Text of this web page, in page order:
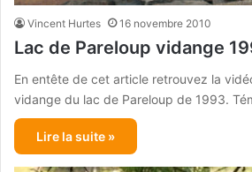
Vincent Hurtes 16 novembre 2010
Lac de Pareloup vidange
En entête de cet article retrouvez la
vidange du lac de Pareloup de 1993.
Lire la suite »